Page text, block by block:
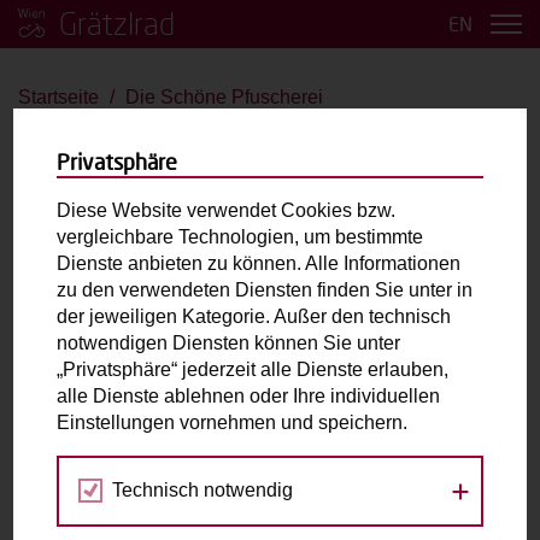
Grätzlrad EN
Startseite Die Schöne Pfuscherei
Bakfiets Cargotrike
bis 2 Kinder Große Last E-Antrieb
Max. zulässiges Gesamtgewicht (inkl. fahrende
Person):180kg
Laderaum:L: 90cm B: 67cm H: 45cm
Fahrradabholung & Rückgabe
Privatsphäre
Diese Website verwendet Cookies bzw.
vergleichbare Technologien, um bestimmte
Dienste anbieten zu können. Alle Informationen
zu den verwendeten Diensten finden Sie unter in
der jeweiligen Kategorie. Außer den technisch
notwendigen Diensten können Sie unter
„Privatsphäre“ jederzeit alle Dienste erlauben,
alle Dienste ablehnen oder Ihre individuellen
Einstellungen vornehmen und speichern.
Technisch notwendig